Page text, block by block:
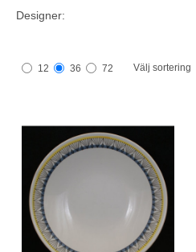
Designer:
12 36 72 Välj sortering